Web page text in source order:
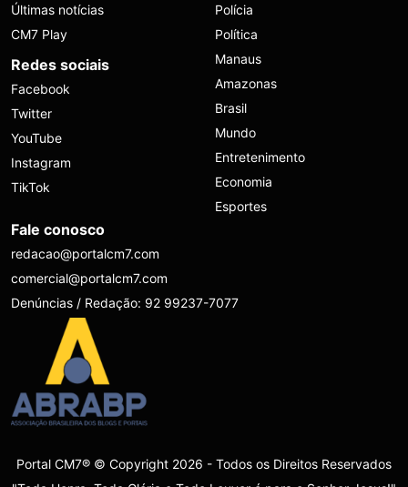
Últimas notícias
CM7 Play
Redes sociais
Facebook
Twitter
YouTube
Instagram
TikTok
Polícia
Política
Manaus
Amazonas
Brasil
Mundo
Entretenimento
Economia
Esportes
Fale conosco
redacao@portalcm7.com
comercial@portalcm7.com
Denúncias / Redação: 92 99237-7077
Portal CM7® © Copyright 2026 - Todos os Direitos Reservados